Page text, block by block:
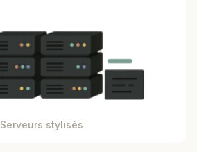
Serveurs stylisés